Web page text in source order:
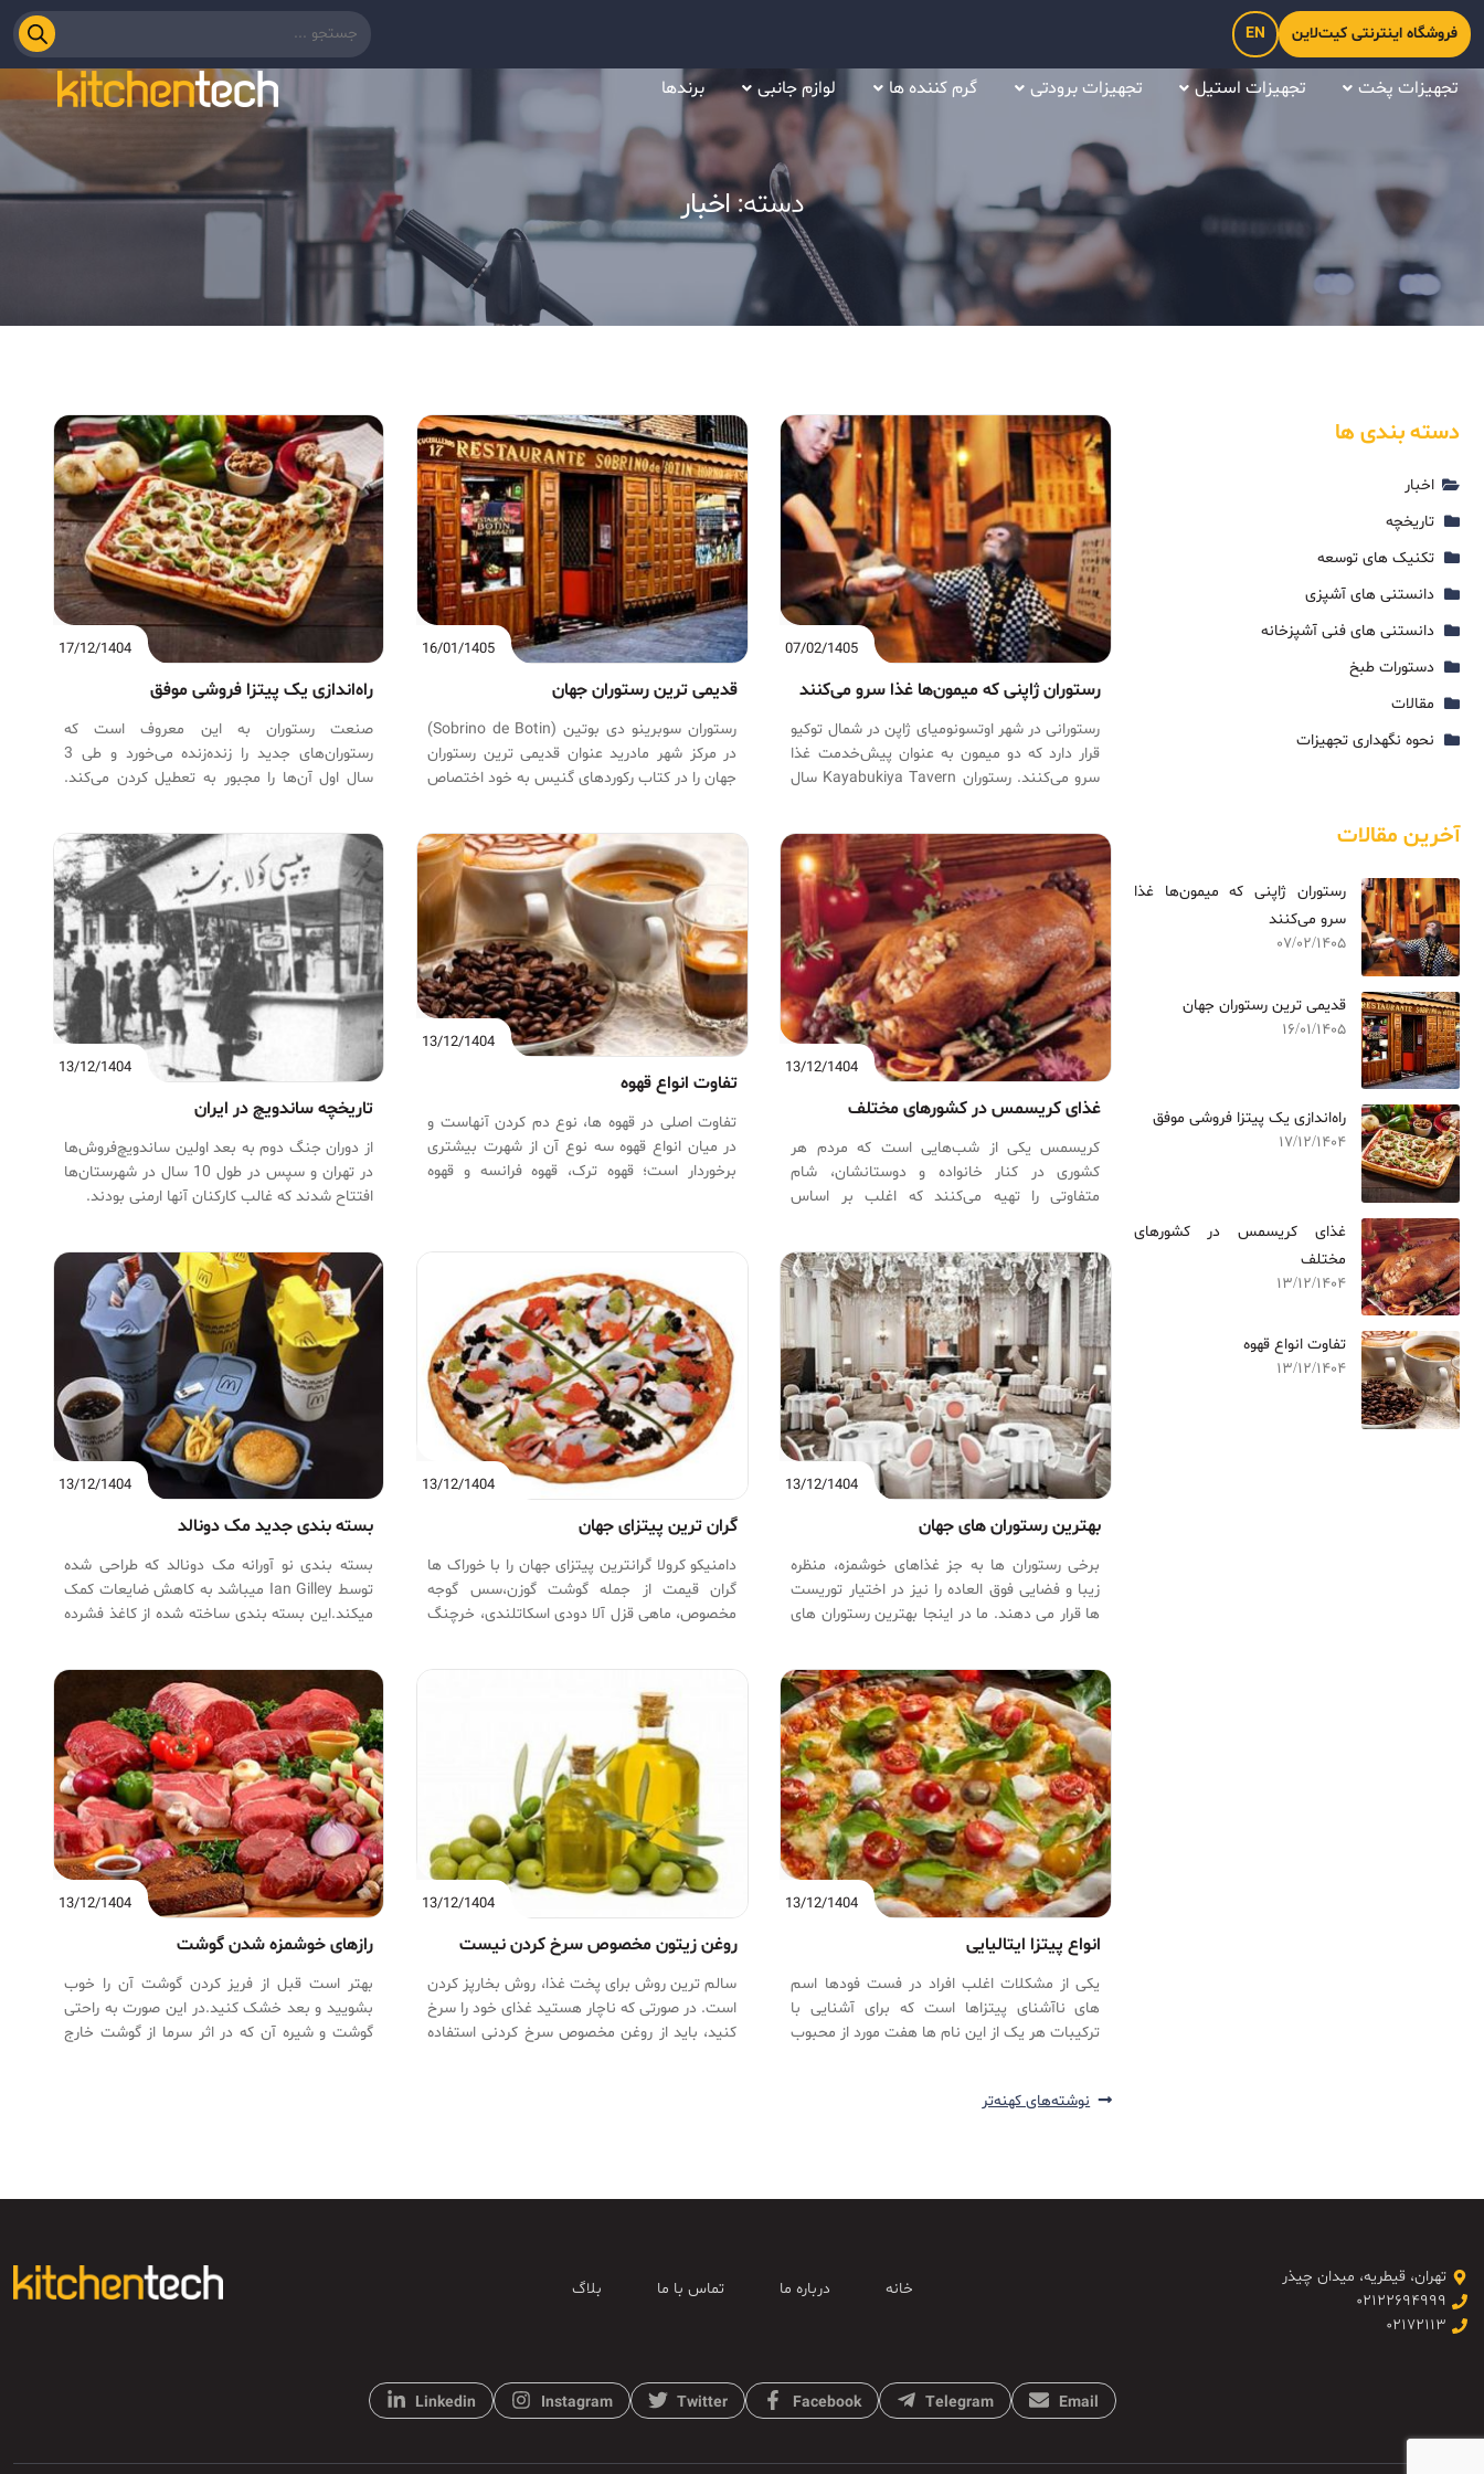
فروشگاه اینترنتی کیت‌لاین EN
تجهیزات پخت تجهیزات استیل تجهیزات برودتی گرم کننده ها لوازم جانبی برندها
دسته:اخبار
دسته بندی ها
اخبار
تاریخچه
تکنیک های توسعه
دانستنی های آشپزی
دانستنی های فنی آشپزخانه
دستورات طبخ
مقالات
نحوه نگهداری تجهیزات
آخرین مقالات
رستوران ژاپنی که میمون‌ها غذا
سرو می‌کنند
07/02/1405
قدیمی ترین رستوران جهان
16/01/1405
راه‌اندازی یک پیتزا فروشی موفق
17/12/1404
غذای کریسمس در کشورهای
مختلف
13/12/1404
تفاوت انواع قهوه
13/12/1404
07/02/1405
رستوران ژاپنی که میمون‌ها غذا سرو می‌کنند
رستورانی در شهر اوتسونومیای ژاپن در شمال توکیو
قرار دارد که دو میمون به عنوان پیش‌خدمت غذا
سرو می‌کنند. رستوران Kayabukiya Tavern سال
رسید.
16/01/1405
قدیمی ترین رستوران جهان
رستوران سوبرینو دی بوتین (Sobrino de Botin)
در مرکز شهر مادرید عنوان قدیمی ترین رستوران
جهان را در کتاب رکوردهای گنیس به خود اختصاص
17/12/1404
راه‌اندازی یک پیتزا فروشی موفق
صنعت رستوران‌ به این معروف است که
رستوران‌های جدید را زنده‌زنده می‌خورد و طی 3
سال اول آن‌ها را مجبور به تعطیل کردن می‌کند.
باید در این رقابت با سرویس‌دهی به جمعیت
انبوه پیشتاز باشید. در زیر 10 راهکار برتر ارائه
شده است که شما برای اینکه مطمئن شوید در بازار
حضور موفق خواهید داشت و مانند بسیاری دیگر
شکست نمی‌خورید به آن‌ها احتیاج دارید.
13/12/1404
غذای کریسمس در کشورهای مختلف
کریسمس یکی از شب‌هایی است که مردم هر
کشوری در کنار خانواده و دوستانشان، شام
متفاوتی را تهیه می‌کنند که اغلب بر اساس
13/12/1404
تفاوت انواع قهوه
تفاوت اصلی در قهوه ها، نوع دم کردن آنهاست و
در میان انواع قهوه سه نوع آن از شهرت بیشتری
برخوردار است؛ قهوه ترک، قهوه فرانسه و قهوه
13/12/1404
تاریخچه ساندویچ در ایران
از دوران جنگ دوم به بعد اولین ساندویچ‌فروش‌ها
در تهران و سپس در طول 10 سال در شهرستان‌ها
افتتاح شدند که غالب کارکنان آنها ارمنى بودند.
13/12/1404
بهترین رستوران های جهان
برخی رستوران ها به جز غذاهای خوشمزه، منظره
زیبا و فضایی فوق العاده را نیز در اختیار توریست
ها قرار می دهند. ما در اینجا بهترین رستوران های
کنیم.
13/12/1404
گران ترین پیتزای جهان
دامنیکو کرولا گرانترین پیتزای جهان را با خوراک ها
گران قیمت از جمله گوشت گوزن،سس گوجه
مخصوص، ماهی قزل آلا دودی اسکاتلندی، خرچنگ
13/12/1404
بسته بندی جدید مک دونالد
بسته بندی نو آورانه مک دونالد که طراحی شده
توسط Ian Gilley میباشد به کاهش ضایعات کمک
میکند.این بسته بندی ساخته شده از کاغذ فشرده
نوشیدنی همگی باهم در یک بسته بندی خلاقانه.
13/12/1404
انواع پیتزا ایتالیایی
یکی از مشکلات اغلب افراد در فست فودها اسم
های ناآشنای پیتزاها است که برای آشنایی با
ترکیبات هر یک از این نام ها هفت مورد از محبوب
13/12/1404
روغن زیتون مخصوص سرخ کردن نیست
سالم ترین روش برای پخت غذا، روش بخارپز کردن
است. در صورتی که ناچار هستید غذای خود را سرخ
کنید، باید از روغن مخصوص سرخ کردنی استفاده
13/12/1404
رازهای خوشمزه شدن گوشت
بهتر است قبل از فریز کردن گوشت آن را خوب
بشویید و بعد خشک کنید.در این صورت به راحتی
گوشت و شیره آن که در اثر سرما از گوشت خارج
نوشته‌های کهنه‌تر
تهران، قیطریه، میدان چیذر
۰۲۱۲۲۶۹۴۹۹۹
۰۲۱۷۲۱۱۳
خانه درباره ما تماس با ما بلاگ
Linkedin Instagram Twitter Facebook Telegram Email